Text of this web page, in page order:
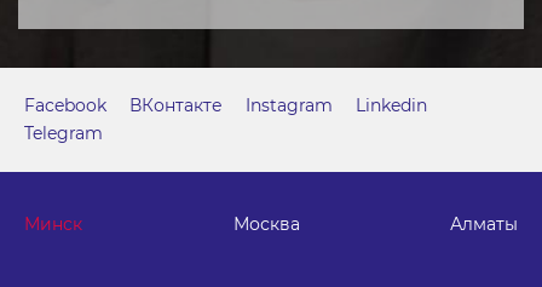
Минск Москва Алматы
Facebook ВКонтакте Instagram
Linkedin
Telegram